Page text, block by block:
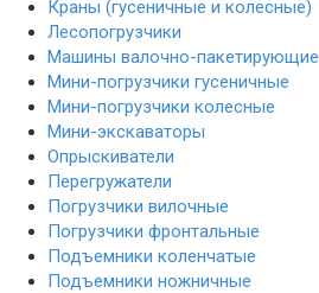
Краны (гусеничные и колесные)
Лесопогрузчики
Машины валочно-пакетирующие
Мини-погрузчики гусеничные
Мини-погрузчики колесные
Мини-экскаваторы
Опрыскиватели
Перегружатели
Погрузчики вилочные
Погрузчики фронтальные
Подъемники коленчатые
Подъемники ножничные